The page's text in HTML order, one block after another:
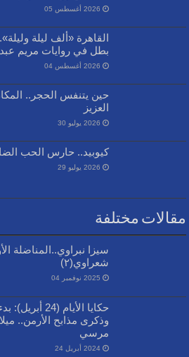
2026 أغسطس 05
القاهرة «ألف ليلة
بطل في روايات مريم عبد
2026 أغسطس 04
حين يتنفس الحجر..
العزيز
2026 يوليو 30
كيوبيد.. حارس الحب
2026 يوليو 29
مقالات مختلفة
سيزا نبراوي..المناضلة
شعراوي(٢)
2025 نوفمبر 04
حكايا الأيام
وذكرى مذابح الأرمن..
مرسي
2024 أبريل 24